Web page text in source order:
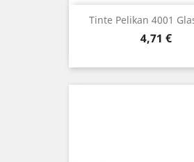
Tinte Pelikan 4001
Preis
4,71 €